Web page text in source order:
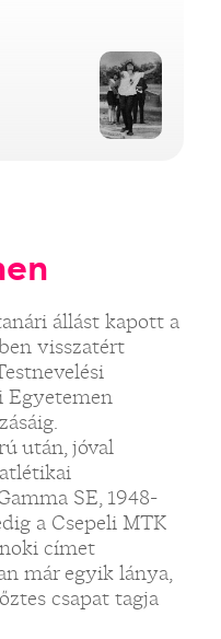
állást kapott a
visszatért
Egyetemen
után, jóval
SE, 1948-
a Csepeli MTK
címet
már egyik lánya,
csapat tagja